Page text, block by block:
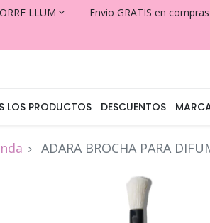
LLUM Envio GRATIS en
LOS PRODUCTOS DESCUENTOS
ADARA BROCHA PARA